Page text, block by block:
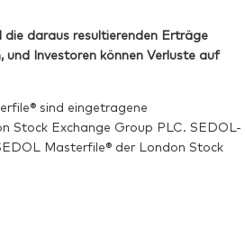
daraus resultierenden Erträge
und Investoren können Verluste auf
sind eingetragene
Stock Exchange Group PLC. SEDOL-
Masterfile® der London Stock